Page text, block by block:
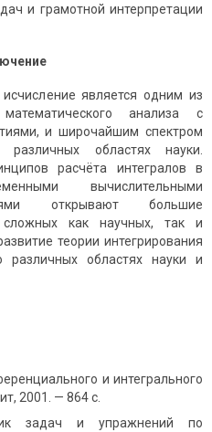
и грамотной интерпретации
является одним из
анализа с
и широчайшим спектром
областях науки.
расчёта интегралов в
вычислительными
открывают большие
как научных, так и
теории интегрирования
различных областях науки и
и интегрального
2001. — 864 с.
задач и упражнений по